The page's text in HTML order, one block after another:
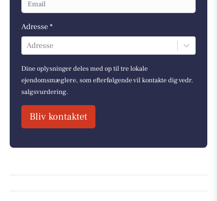
Adresse *
Adresse
Dine oplysninger deles med op til tre lokale
ejendomsmæglere, som efterfølgende vil kontakte dig vedr.
salgsvurdering.
Bliv kontaktet